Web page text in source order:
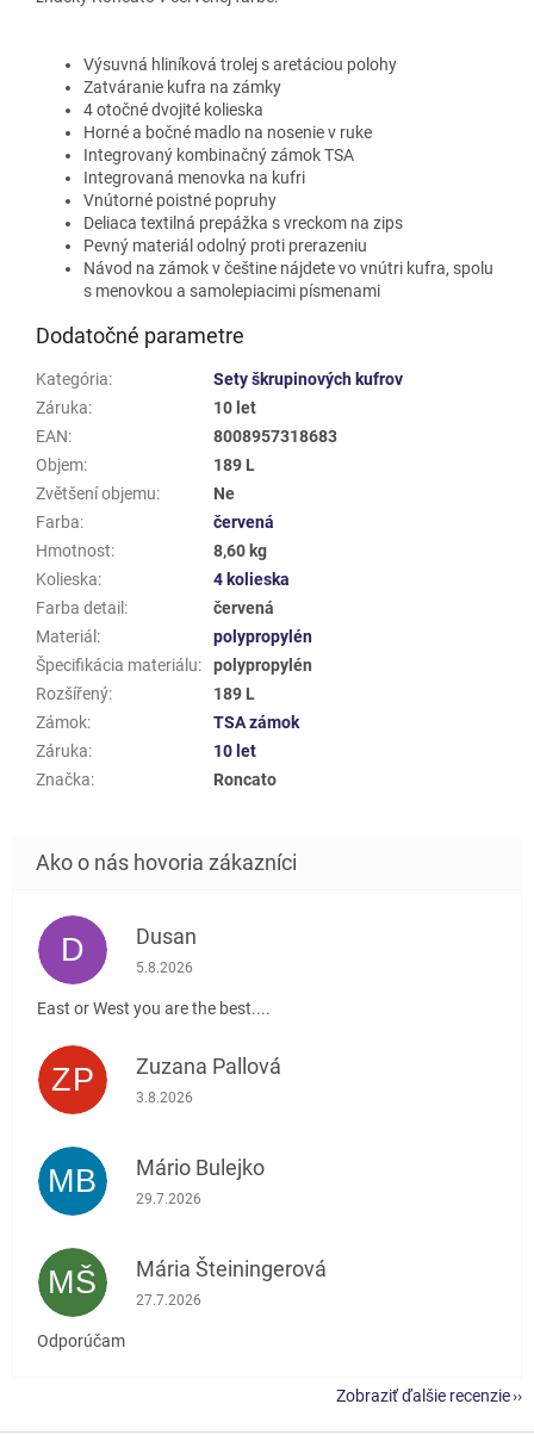
Výsuvná hliníková trolej s aretáciou polohy
Zatváranie kufra na zámky
4 otočné dvojité kolieska
Horné a bočné madlo na nosenie v ruke
Integrovaný kombinačný zámok TSA
Integrovaná menovka na kufri
Vnútorné poistné popruhy
Deliaca textilná prepážka s vreckom na zips
Pevný materiál odolný proti prerazeniu
Návod na zámok v češtine nájdete vo vnútri kufra, spolu
s menovkou a samolepiacimi písmenami
Dodatočné parametre
Kategória:
Sety škrupinových kufrov
Záruka:
10 let
EAN:
8008957318683
Objem:
189 L
Zvětšení objemu:
Ne
Farba:
červená
Hmotnost:
8,60 kg
Kolieska:
4 kolieska
Farba detail :
červená
Materiál :
polypropylén
Špecifikácia materiálu:
polypropylén
Rozšířený:
189 L
Zámok:
TSA zámok
Záruka:
10 let
Značka: Roncato
D Dusan
Hodnotenie obchodu je 5 z 5 hviezdičiek.
5.8.2026
East or West you are the best....
ZP Zuzana Pallová
Hodnotenie obchodu je 5 z 5 hviezdičiek.
3.8.2026
MB Mário Bulejko
Hodnotenie obchodu je 5 z 5 hviezdičiek.
29.7.2026
MŠ Mária Šteiningerová
Hodnotenie obchodu je 5 z 5 hviezdičiek.
27.7.2026
Odporúčam
Zobraziť ďalšie recenzie